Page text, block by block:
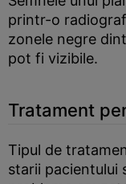
printr-o
zonele negre
pot fi vizibile.
Tratament
Tipul de
starii pacientului